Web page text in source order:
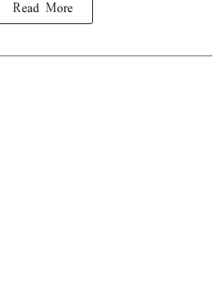
Read More